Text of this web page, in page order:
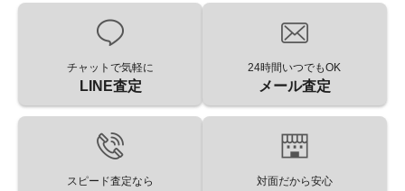
チャットで気軽に
LINE査定
24時間いつでもOK
メール査定
スピード査定なら 対面だから安心